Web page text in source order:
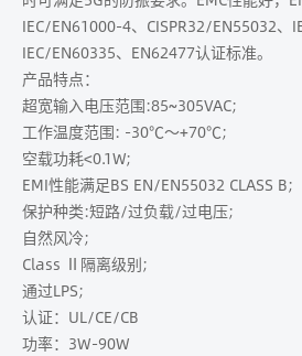
IEC/EN61000-4、CISPR32/EN55032、
IEC/EN60335、EN62477认证标准。
产品特点：
超宽输入电压范围:85~305VAC;
工作温度范围: -30℃～+70℃;
空载功耗<0.1W;
EMI性能满足BS EN/EN55032 CLASS B;
保护种类:短路/过负载/过电压;
自然风冷;
Class Ⅱ隔离级别;
通过LPS;
认证：UL/CE/CB
功率：3W-90W